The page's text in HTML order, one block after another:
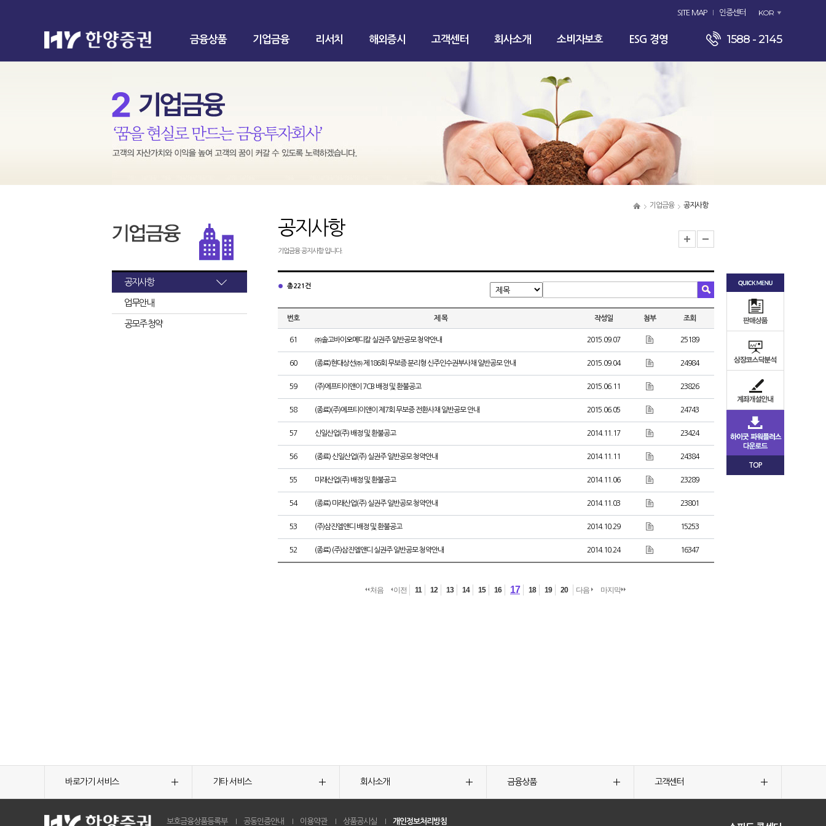
SITE MAP 인증센터 KOR
금융상품 기업금융 리서치 해외증시 고객센터 회사소개 소비자보호 ESG 경영 1588 - 2145
기업금융 공지사항
공지사항
업무안내
공모주 청약
공지사항
기업금융 공지사항 입니다.
총 221건
번호 제 목 작성일 첨부 조회
61 ㈜솔고바이오메디칼 실권주 일반공모 청약안내 2015.09.07 25189
60 (종료)현대상선㈜ 제186회 무보증 분리형 신주인수권부사채 일반공모 안내 2015.09.04 24984
59 (주)에프티이앤이 7CB 배정 및 환불공고 2015.06.11 23826
58 (종료)(주)에프티이앤이 제7회 무보증 전환사채 일반공모 안내 2015.06.05 24743
57 신일산업(주) 배정 및 환불공고 2014.11.17 23424
56 (종료) 신일산업(주) 실권주 일반공모 청약안내 2014.11.11 24384
55 미래산업(주) 배정 및 환불공고 2014.11.06 23289
54 (종료) 미래산업(주) 실권주 일반공모 청약안내 2014.11.03 23801
53 (주)삼진엘앤디 배정 및 환불공고 2014.10.29 15253
52 (종료) (주)삼진엘앤디 실권주 일반공모 청약안내 2014.10.24 16347
처음 이전 11 12 13 14 15 16 17 18 19 20 다음 마지막
TOP
바로가기 서비스 기타 서비스 회사소개 금융상품 고객센터
보호금융상품등록부 공동인증안내 이용약관 상품공시실 개인정보처리방침